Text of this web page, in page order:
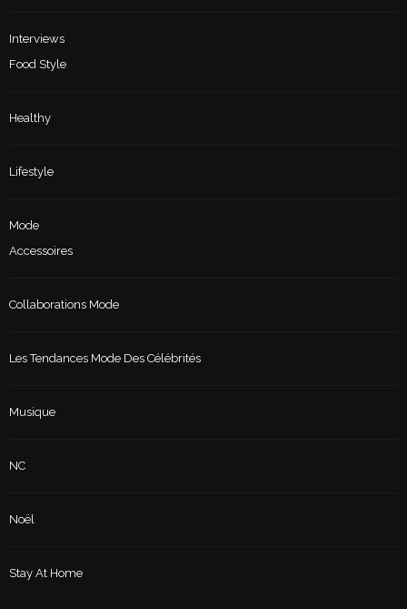
Interviews
Food Style
Healthy
Lifestyle
Mode
Accessoires
Collaborations Mode
Les Tendances Mode Des Célébrités
Musique
NC
Noël
Stay At Home